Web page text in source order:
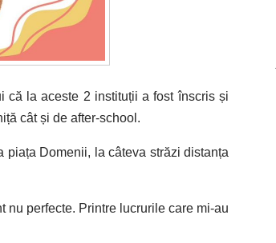
că la aceste 2 instituții a fost înscris și
cât și de after-school.
Domenii, la câteva străzi distanța
nu perfecte. Printre lucrurile care mi-au